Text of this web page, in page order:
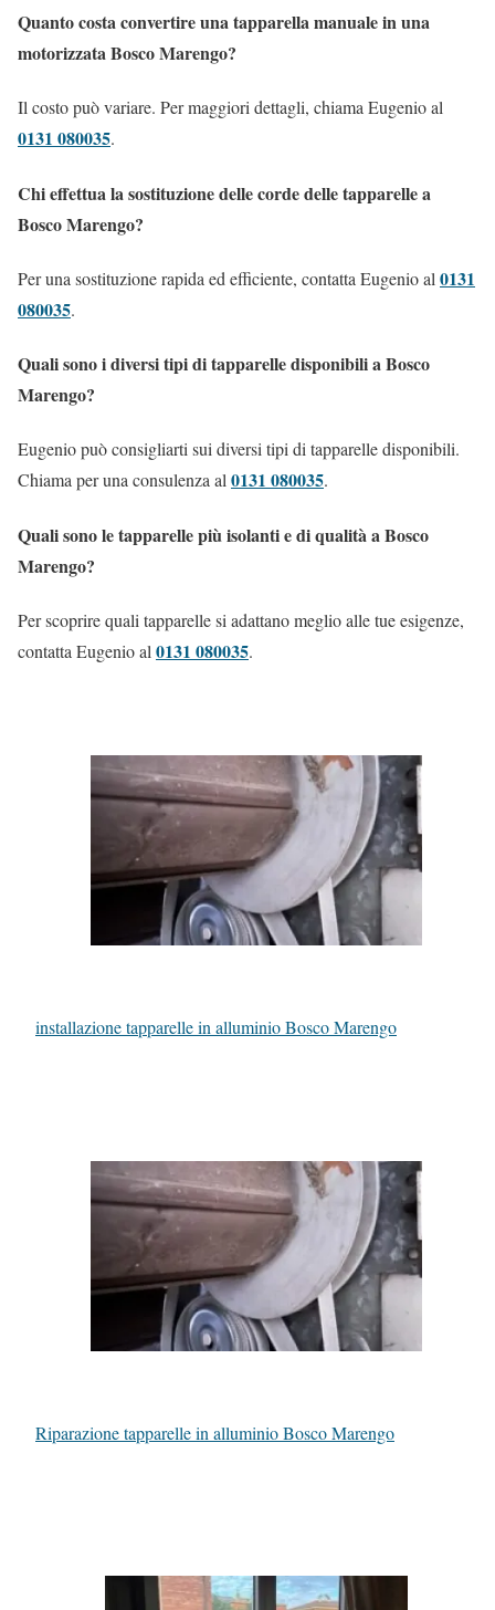
Quanto costa convertire una tapparella manuale in una
motorizzata Bosco Marengo?
Il costo può variare. Per maggiori dettagli, chiama Eugenio al
0131 080035.
Chi effettua la sostituzione delle corde delle tapparelle a
Bosco Marengo?
Per una sostituzione rapida ed efficiente, contatta Eugenio al 0131
080035.
Quali sono i diversi tipi di tapparelle disponibili a Bosco
Marengo?
Eugenio può consigliarti sui diversi tipi di tapparelle disponibili.
Chiama per una consulenza al0131 080035.
Quali sono le tapparelle più isolanti e di qualità a Bosco
Marengo?
Per scoprire quali tapparelle si adattano meglio alle tue esigenze,
contatta Eugenio al 0131 080035.
installazione tapparelle in alluminio Bosco Marengo
Riparazione tapparelle in alluminio Bosco Marengo